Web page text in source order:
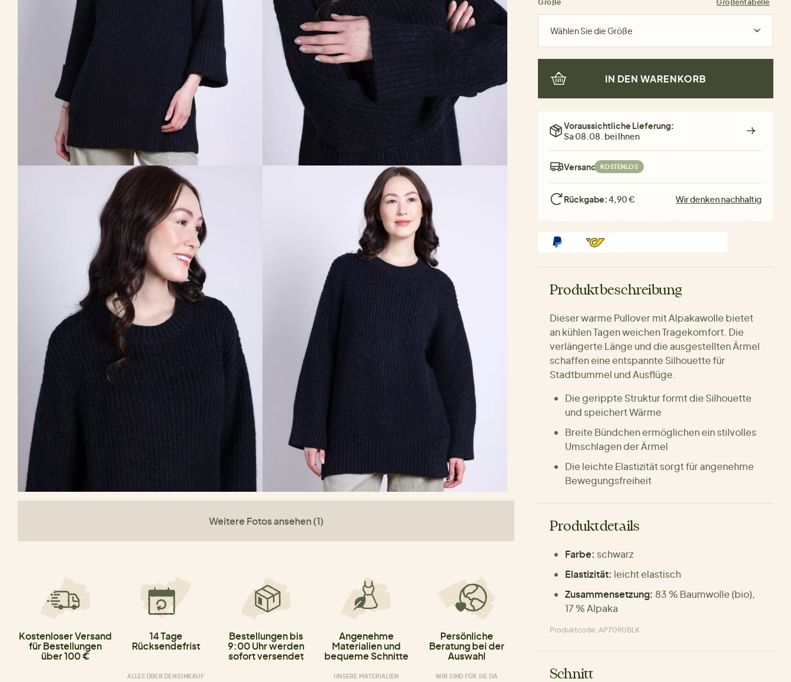
Weitere Fotos ansehen (1)
Kostenloser Versand
für Bestellungen
über 100 €
14 Tage
Rücksendefrist
ALLES ÜBER DEN EINKAUF
Bestellungen bis
9:00 Uhr werden
sofort versendet
Angenehme
Materialien und
bequeme Schnitte
UNSERE MATERIALIEN
Persönliche
Beratung bei der
Auswahl
WIR SIND FÜR SIE DA
Größe Größentabelle
Wählen Sie die Größe
IN DEN WARENKORB
Voraussichtliche Lieferung:
Sa 08.08. bei Ihnen
Versand: KOSTENLOS
Rückgabe:4,90 € Wir denken nachhaltig
Produktbeschreibung
Dieser warme Pullover mit Alpakawolle bietet
an kühlen Tagen weichen Tragekomfort. Die
verlängerte Länge und die ausgestellten Ärmel
schaffen eine entspannte Silhouette für
Stadtbummel und Ausflüge.
Die gerippte Struktur formt die Silhouette
und speichert Wärme
Breite Bündchen ermöglichen ein stilvolles
Umschlagen der Ärmel
Die leichte Elastizität sorgt für angenehme
Bewegungsfreiheit
Produktdetails
Farbe: schwarz
Elastizität: leicht elastisch
Zusammensetzung: 83 % Baumwolle (bio),
17 % Alpaka
Produktcode: AP7090BLK
Schnitt